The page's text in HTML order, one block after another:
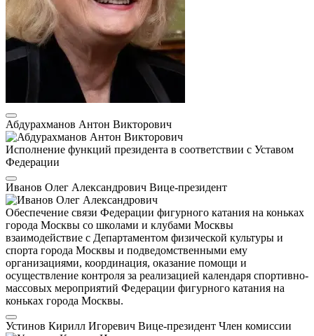
Абдурахманов Антон Викторович
Исполнение функций президента в соответствии с Уставом
Федерации
Иванов Олег Александрович Вице-президент
Обеспечение связи Федерации фигурного катания на коньках
города Москвы со школами и клубами Москвы
взаимодействие с Департаментом физической культуры и
спорта города Москвы и подведомственными ему
организациями, координация, оказание помощи и
осуществление контроля за реализацией календаря спортивно-
массовых мероприятий Федерации фигурного катания на
коньках города Москвы.
Устинов Кирилл Игоревич Вице-президент Член комиссии